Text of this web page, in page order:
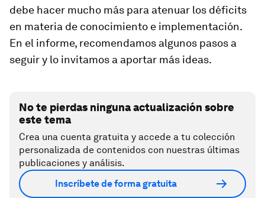
debe hacer mucho más para atenuar los déficits
en materia de conocimiento e implementación.
En el informe, recomendamos algunos pasos a
seguir y lo invitamos a aportar más ideas.
No te pierdas ninguna actualización sobre
este tema
Crea una cuenta gratuita y accede a tu colección
personalizada de contenidos con nuestras últimas
publicaciones y análisis.
Inscríbete de forma gratuita